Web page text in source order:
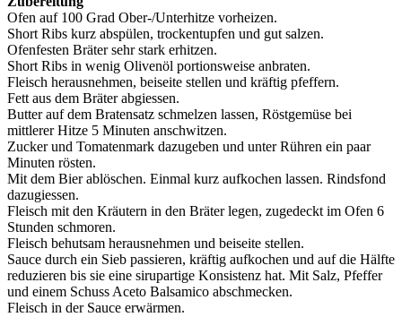
Ofen auf 100 Grad Ober-/Unterhitze vorheizen.
Short Ribs kurz abspülen, trockentupfen und gut salzen.
Ofenfesten Bräter sehr stark erhitzen.
Short Ribs in wenig Olivenöl portionsweise anbraten.
Fleisch herausnehmen, beiseite stellen und kräftig pfeffern.
Fett aus dem Bräter abgiessen.
Butter auf dem Bratensatz schmelzen lassen, Röstgemüse bei
mittlerer Hitze 5 Minuten anschwitzen.
Zucker und Tomatenmark dazugeben und unter Rühren ein paar
Minuten rösten.
Mit dem Bier ablöschen. Einmal kurz aufkochen lassen. Rindsfond
dazugiessen.
Fleisch mit den Kräutern in den Bräter legen, zugedeckt im Ofen 6
Stunden schmoren.
Fleisch behutsam herausnehmen und beiseite stellen.
Sauce durch ein Sieb passieren, kräftig aufkochen und auf die Hälfte
reduzieren bis sie eine sirupartige Konsistenz hat. Mit Salz, Pfeffer
und einem Schuss Aceto Balsamico abschmecken.
Fleisch in der Sauce erwärmen.